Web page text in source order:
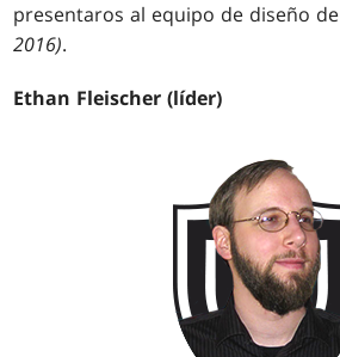
presentaros al equipo de diseño de
2016).
Ethan Fleischer (líder)